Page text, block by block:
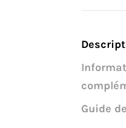
Guide